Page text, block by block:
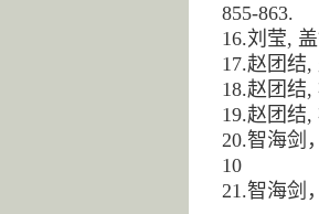
855-863.
16.刘莹,
17.赵团结
18.赵团结
19.赵团结
20.智海剑
10
21.智海剑